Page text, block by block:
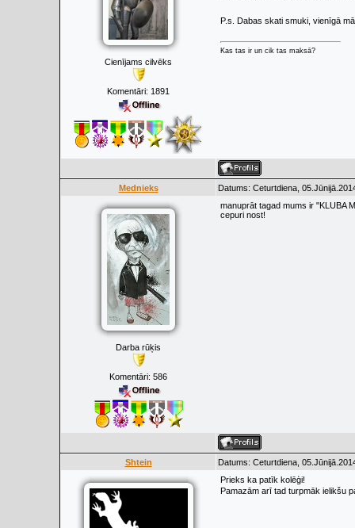
Cienījams cilvēks
Komentāri: 1891
P.s. Dabas skati smuki, vienīgā
Kas tas ir un cik tas maksā?
Mednieks Datums: Ceturtdiena,
Darba rūķis
Komentāri: 586
manuprāt tagad mums ir "KLUBA
cepuri nost!
Shtein
Datums: Ceturtdiena,
Prieks ka patīk kolēģi!
Pamazām arī tad turpmāk ielikšu